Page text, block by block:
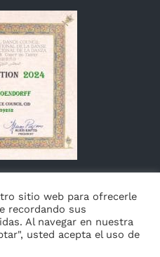
sitio web para ofrecerle
recordando sus
Al navegar en nuestra
usted acepta el uso de